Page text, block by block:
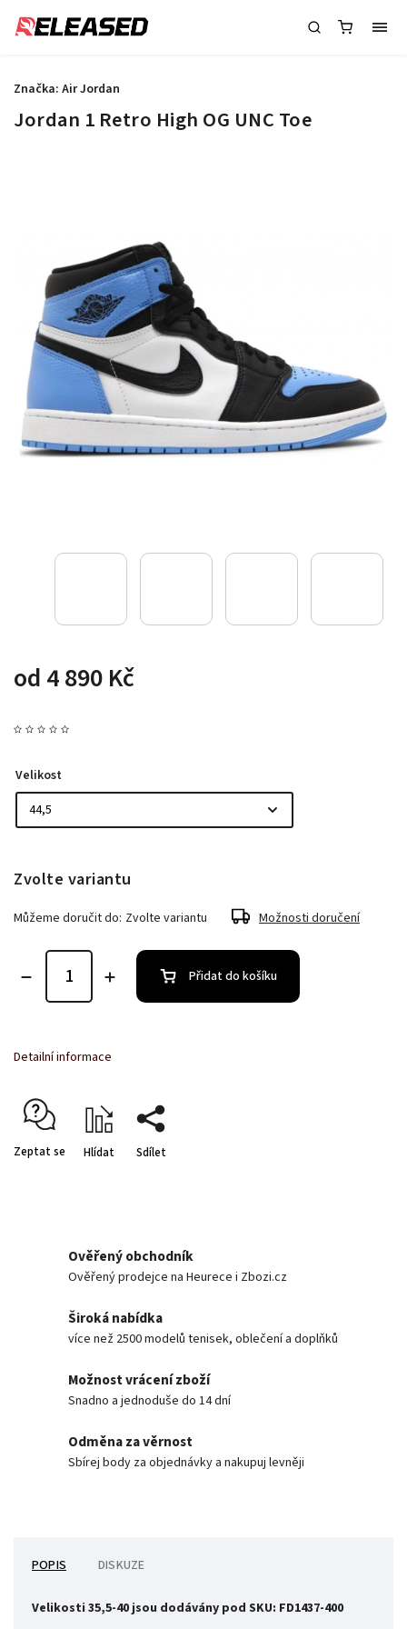
Jordan 1 Retro High OG UNC Toe
od 4 890 Kč
Značka: Air Jordan
Velikost
Zvolte variantu
Můžeme doručit do: Zvolte variantu Možnosti doručení
Přidat do košíku
Detailní informace
Zeptat se Hlídat Sdílet
Ověřený obchodník
Ověřený prodejce na Heurece i Zbozi.cz
Široká nabídka
více než 2500 modelů tenisek, oblečení a doplňků
Možnost vrácení zboží
Snadno a jednoduše do 14 dní
Odměna za věrnost
Sbírej body za objednávky a nakupuj levněji
POPIS DISKUZE
Velikosti 35,5-40 jsou dodávány pod SKU: FD1437-400